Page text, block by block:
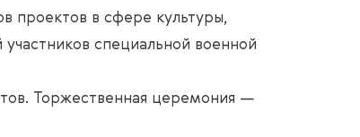
проектов в сфере культуры,
специальной военной
Торжественная церемония —